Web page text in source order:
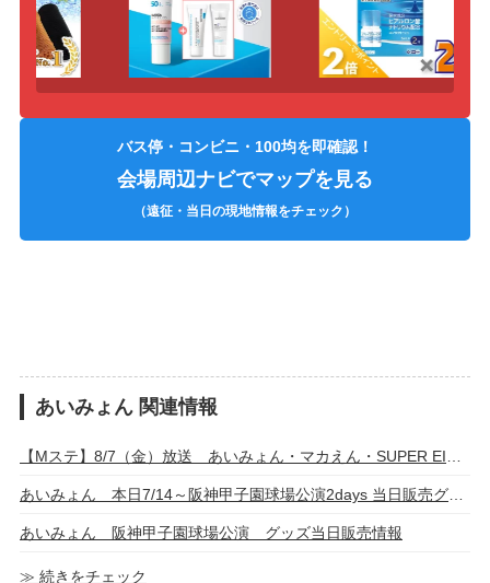
バス停・コンビニ・100均を即確認！
会場周辺ナビでマップを見る
（遠征・当日の現地情報をチェック）
あいみょん 関連情報
あいみょん 阪神甲子園球場公演 グッズ当日販売情報
≫ 続きをチェック